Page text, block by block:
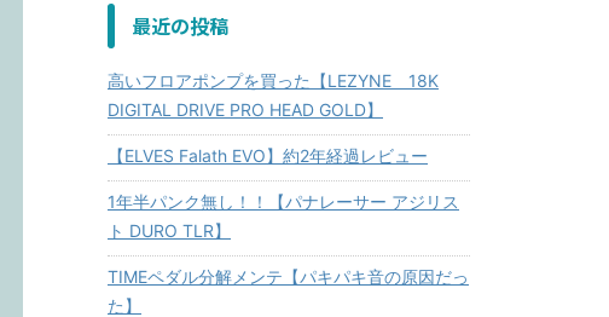
最近の投稿
高いフロアポンプを買った【LEZYNE 18K
DIGITAL DRIVE PRO HEAD GOLD】
【ELVES Falath EVO】約2年経過レビュー
1年半パンク無し！！【パナレーサー アジリス
ト DURO TLR】
TIMEペダル分解メンテ【パキパキ音の原因だっ
た】